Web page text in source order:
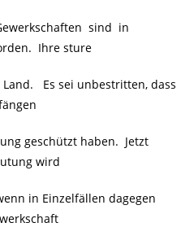
sind in
Ihre sture
Es sei unbestritten, dass
geschützt haben. Jetzt
wird
in Einzelfällen dagegen